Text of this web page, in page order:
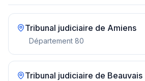
Tribunal judiciaire de Amiens
Département 80
Tribunal judiciaire de Beauvais